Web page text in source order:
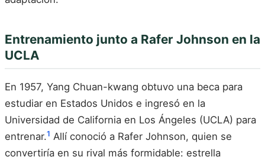
Entrenamiento junto a Rafer Johnson en la
UCLA
En 1957, Yang Chuan-kwang obtuvo una beca para
estudiar en Estados Unidos e ingresó en la
Universidad de California en Los Ángeles (UCLA) para
entrenar.1 Allí conoció a Rafer Johnson, quien se
convertiría en su rival más formidable: estrella